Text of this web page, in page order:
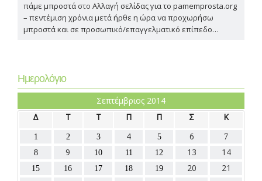
πάμε μπροστά στο Αλλαγή σελίδας για το pamemprosta.org
– πεντέμιση χρόνια μετά ήρθε η ώρα να προχωρήσω
μπροστά και σε προσωπικό/επαγγελματικό επίπεδο…
Ημερολόγιο
Σεπτέμβριος 2014
Δ
Τ Τ Π Π Σ Κ
1 2 3 4 5 6
7
8
9 10 11 12 13 14
15 16 17 18 19 20 21